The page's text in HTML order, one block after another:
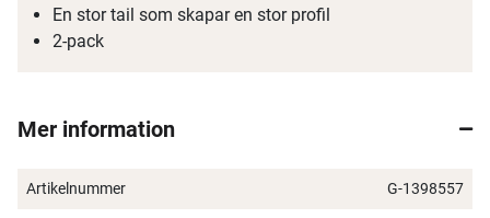
En stor tail som skapar en stor profil
2-pack
Mer information
Artikelnummer G-1398557